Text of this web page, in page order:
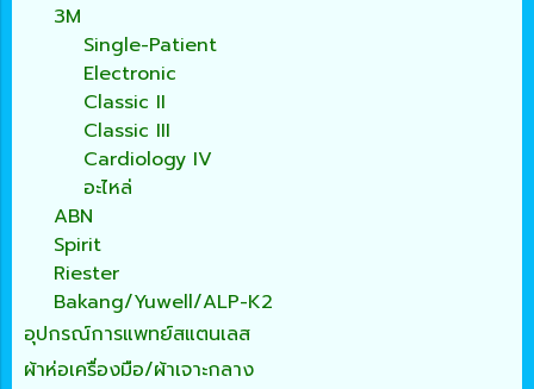
3M
Single-Patient
Electronic
Classic II
Classic III
Cardiology IV
อะไหล่
ABN
Spirit
Riester
Bakang/Yuwell/ALP-K2
อุปกรณ์การแพทย์สแตนเลส
ผ้าห่อเครื่องมือ/ผ้าเจาะกลาง